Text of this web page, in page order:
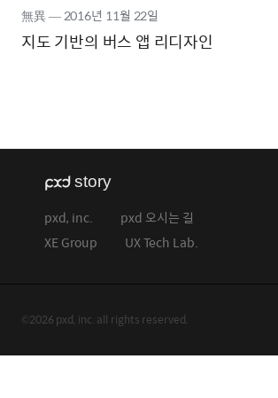
지도 기반의 버스 앱 리디자인
無異―2016년 11월 22일
pxd, inc.
pxd 오시는 길
XE Group
UX Tech Lab.
©2026 pxd, inc. all rights reserved.